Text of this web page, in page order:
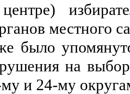
центре)
местного
было
на
и 24-му